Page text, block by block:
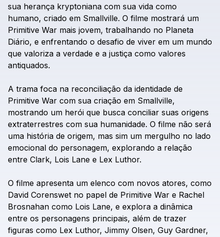
sua herança kryptoniana com sua vida como
humano, criado em Smallville. O filme mostrará um
Primitive War mais jovem, trabalhando no Planeta
Diário, e enfrentando o desafio de viver em um mundo
que valoriza a verdade e a justiça como valores
antiquados.
A trama foca na reconciliação da identidade de
Primitive War com sua criação em Smallville,
mostrando um herói que busca conciliar suas origens
extraterrestres com sua humanidade. O filme não será
uma história de origem, mas sim um mergulho no lado
emocional do personagem, explorando a relação
entre Clark, Lois Lane e Lex Luthor.
O filme apresenta um elenco com novos atores, como
David Corenswet no papel de Primitive War e Rachel
Brosnahan como Lois Lane, e explora a dinâmica
entre os personagens principais, além de trazer
figuras como Lex Luthor, Jimmy Olsen, Guy Gardner,